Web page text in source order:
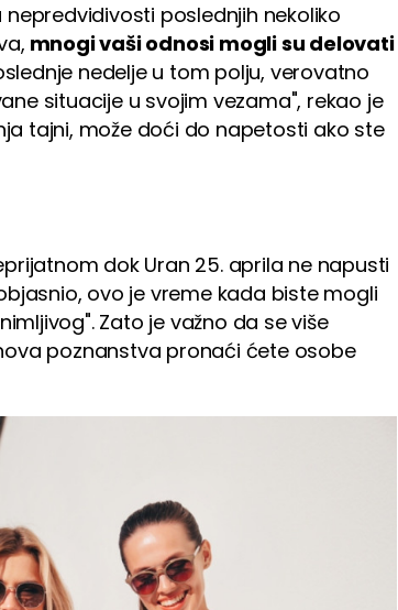
poslednjih nekoliko
mnogi vaši odnosi mogli su delovati
nedelje u tom polju, verovatno
situacije u svojim vezama", rekao je
tajni, može doći do napetosti ako ste
dok Uran 25. aprila ne napusti
ovo je vreme kada biste mogli
Zato je važno da se više
poznanstva pronaći ćete osobe